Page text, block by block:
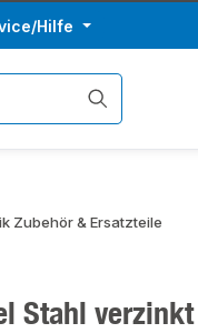
Hilfe
Zubehör & Ersatzteile
Stahl verzinkt